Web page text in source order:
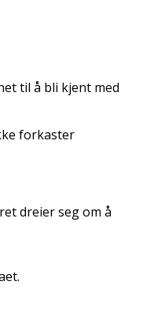
til å bli kjent med
forkaster
dreier seg om å